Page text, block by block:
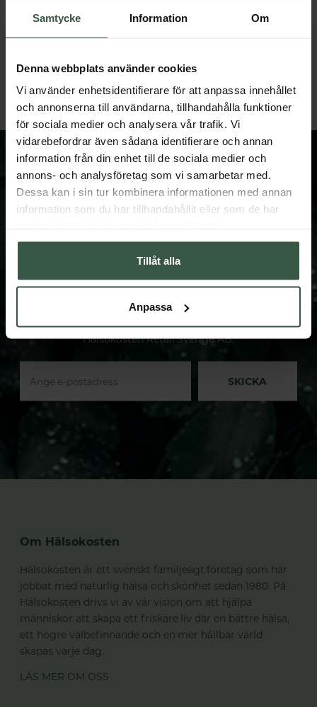
Samtycke Information Om
Denna webbplats använder cookies
Vi använder enhetsidentifierare för att anpassa innehållet
och annonserna till användarna, tillhandahålla funktioner
för sociala medier och analysera vår trafik. Vi
vidarebefordrar även sådana identifierare och annan
information från din enhet till de sociala medier och
annons- och analysföretag som vi samarbetar med.
Dessa kan i sin tur kombinera informationen med annan
information som du har tillhandahållit eller som de har
Tillåt alla
Anpassa
FÅ VÅRT NYHETSBREV
När du anmäler dig till vårt nyhetsbrev samtycker du
till att Hälsokosten behandlar dina personuppgifter. Du
kan närsomhelst återkalla samtycket genom att avsluta
din prenumeration. Personuppgiftsansvarig är
Hälsokosten Retail Sverige AB.
SKICKA
Om Hälsokosten
Hälsokosten är ett svenskt familjeägt företag som har
jobbat med naturlig hälsa och skönhet sedan 1980. På
Hälsokosten drivs vi av vår vision om att hjälpa
människor att skapa ett friskare liv där en bättre hälsa,
ett högre välbefinnande och en mer hållbar värld
skapas varje dag.
LÄS MER OM OSS